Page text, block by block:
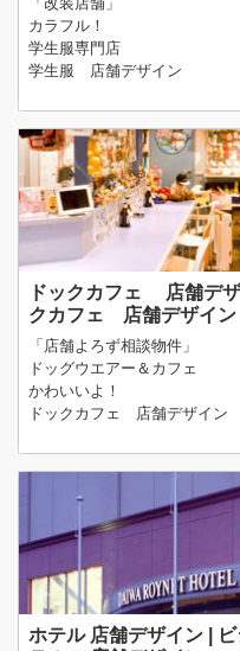
カラフル！
学生服専門店
学生服 店舗デザイン
ドックカフェ 店舗デ
クカフェ 店舗デザイン
「店舗よろず相談物件」
ドッグウエアー＆カフェ
かわいいよ！
ドックカフェ 店舗デザイン
ホテル 店舗デザイン | ビジネスホテル・商業施設 ホ